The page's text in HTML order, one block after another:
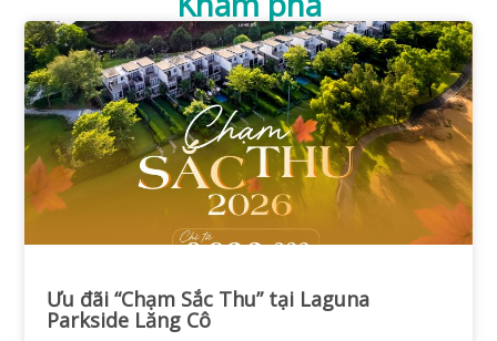
Ưu đãi “Chạm Sắc Thu” tại Laguna
Parkside Lăng Cô